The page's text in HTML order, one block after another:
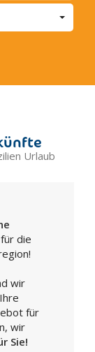
Urlaub
für die
wir
für
wir
Sie!